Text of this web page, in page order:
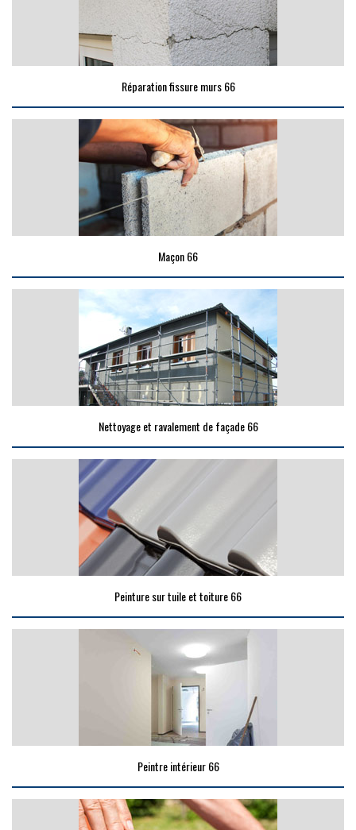
Réparation fissure murs 66
Maçon 66
Nettoyage et ravalement de façade 66
Peinture sur tuile et toiture 66
Peintre intérieur 66